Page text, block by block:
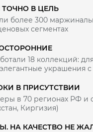
ТОЧНО В ЦЕЛЬ
более 300
сегментах
18 коллекций:
украшения
В ПРИСУТСТВИИ
в 70 регионах РФ и
Киргизия)
НА КАЧЕСТВО НЕ